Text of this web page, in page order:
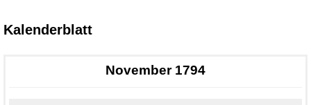
Kalenderblatt
November 1794